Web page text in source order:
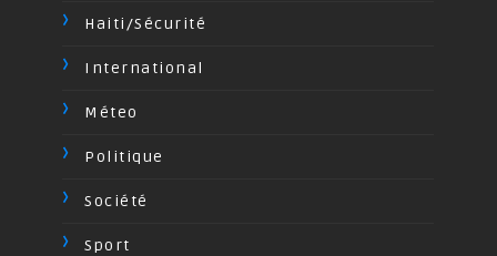
Haiti/Sécurité
International
Méteo
Politique
Société
Sport